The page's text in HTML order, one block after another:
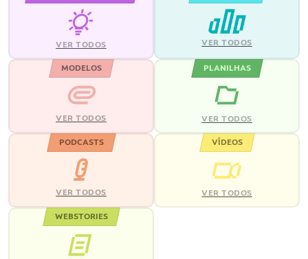
VER TODOS VER TODOS
MODELOS
VER TODOS
PLANILHAS
VER TODOS
PODCASTS
VER TODOS
VÍDEOS
VER TODOS
WEBSTORIES